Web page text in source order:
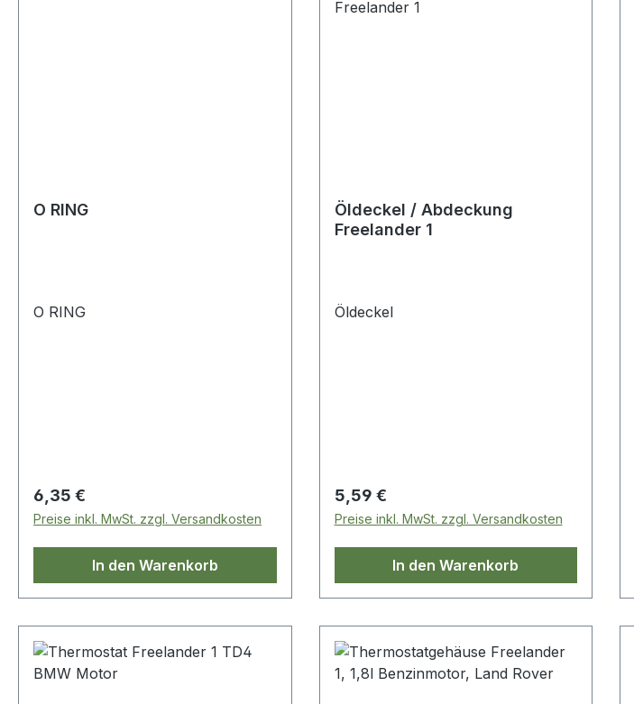
O RING
O RING
Regulärer Preis:
6,35 €
Preise inkl. MwSt. zzgl. Versandkosten
In den Warenkorb
Öldeckel / Abdeckung
Freelander 1
Öldeckel
Regulärer Preis:
5,59 €
Preise inkl. MwSt. zzgl. Versandkosten
In den Warenkorb